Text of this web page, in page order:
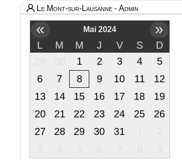
Le Mont-sur-Lausanne - Admin
« Mai 2024 »
L M M J V S
D
1 2 3 4
5
6
7 8 9 10 11
12
13
14 15 16 17 18
19
20
21 22 23 24 25
26
27
28 29 30 31